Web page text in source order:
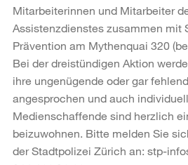
Mitarbeiterinnen und Mitarbeiter
Assistenzdienstes zusammen mit
Prävention am Mythenquai 320
Bei der dreistündigen Aktion
ihre ungenügende oder gar
angesprochen und auch
Medienschaffende sind herzlich
beizuwohnen. Bitte melden Sie
der Stadtpolizei Zürich an: stp-